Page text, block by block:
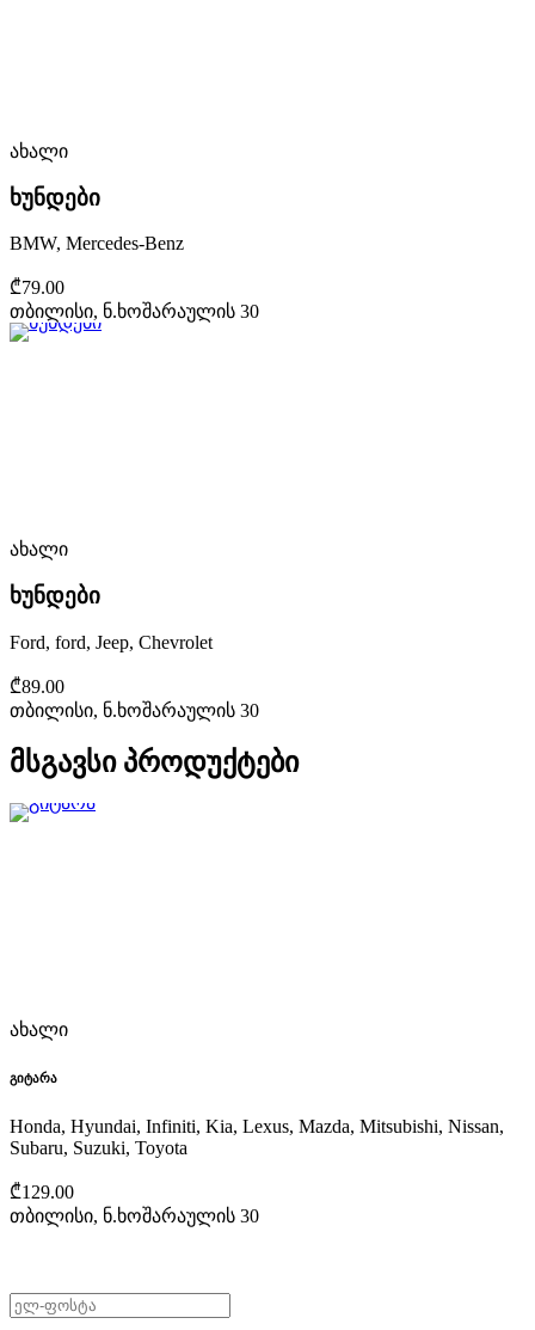
ახალი
ხუნდები
BMW, Mercedes-Benz
₾79.00
თბილისი, ნ.ხოშარაულის 30
ახალი
ხუნდები
Ford, ford, Jeep, Chevrolet
₾89.00
თბილისი, ნ.ხოშარაულის 30
მსგავსი პროდუქტები
ახალი
გიტარა
Honda, Hyundai, Infiniti, Kia, Lexus, Mazda, Mitsubishi, Nissan,
Subaru, Suzuki, Toyota
₾129.00
თბილისი, ნ.ხოშარაულის 30